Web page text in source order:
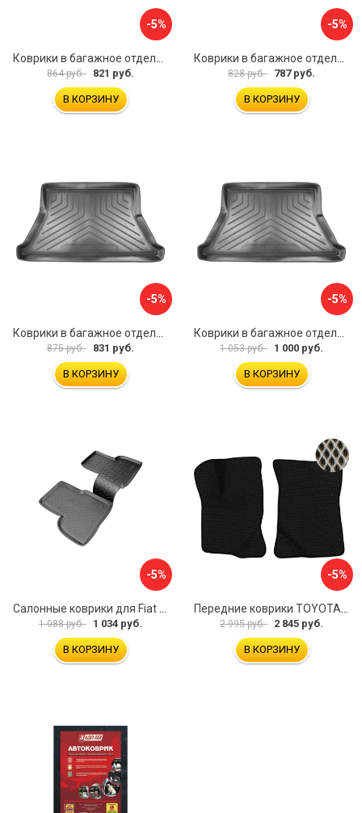
-5%
864 руб. 821 руб.
В КОРЗИНУ
-5%
828 руб. 787 руб.
В КОРЗИНУ
-5%
Коврики в багажное отделение для Volkswagen Jetta SD (2011) (c ушами) UNIDEC NPA00-E95-240
875 руб. 831 руб.
В КОРЗИНУ
-5%
Коврики в багажное отделение для Volkswagen Touareg (2010) (4-х зонный климат контроль) UNIDEC NPL-Bi-95-57
1 053 руб. 1 000 руб.
В КОРЗИНУ
-5%
1 088 руб. 1 034 руб.
В КОРЗИНУ
-5%
2 995 руб. 2 845 руб.
В КОРЗИНУ